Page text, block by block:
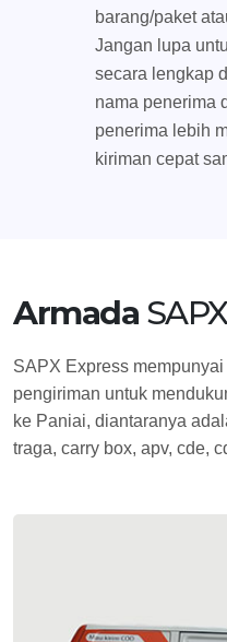
barang/paket
Jangan lupa
secara lengkap
nama penerima
penerima lebih
kiriman cepat
Armada
SAPX Express
pengiriman untuk
ke Paniai, diantaranya
traga, carry box, apv, cde,